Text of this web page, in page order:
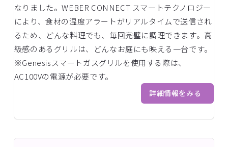
なりました。WEBER CONNECT スマートテクノロジー
により、食材の温度アラートがリアルタイムで送信され
るため、どんな料理でも、毎回完璧に調理できます。高
級感のあるグリルは、どんなお庭にも映える一台です。
※Genesisスマートガスグリルを使用する際は、
AC100Vの電源が必要です。
詳細情報をみる